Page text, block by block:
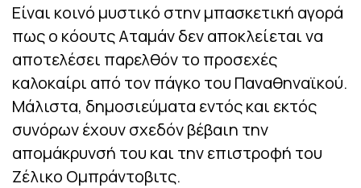
Είναι κοινό μυστικό στην μπασκετική αγορά
πως ο κόουτς Αταμάν δεν αποκλείεται να
αποτελέσει παρελθόν το προσεχές
καλοκαίρι από τον πάγκο του Παναθηναϊκού.
Μάλιστα, δημοσιεύματα εντός και εκτός
συνόρων έχουν σχεδόν βέβαιη την
απομάκρυνσή του και την επιστροφή του
Ζέλικο Ομπράντοβιτς.